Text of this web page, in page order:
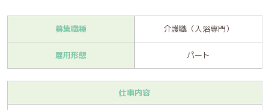
募集職種 介護職（入浴専門）
雇用形態 パート
仕事内容